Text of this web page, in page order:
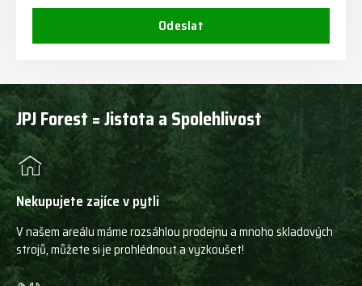
Odeslat
JPJ Forest = Jistota a Spolehlivost
Nekupujete zajíce v pytli
V našem areálu máme rozsáhlou prodejnu a mnoho skladových
strojů, můžete si je prohlédnout a vyzkoušet!